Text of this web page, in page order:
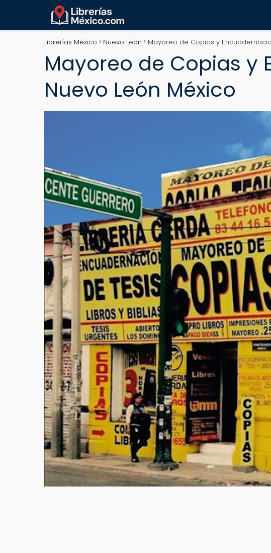
Librerías México Nuevo León Mayoreo de Copias y
Mayoreo de Copias y
Nuevo León México